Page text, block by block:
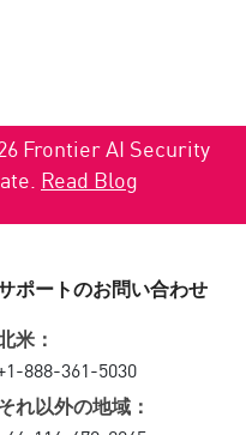
Frontier AI Security
Read Blog
ポートのお問い合わせ
米：
888-361-5030
れ以外の地域：